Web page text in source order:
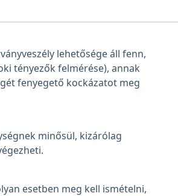
lehetősége áll fenn,
tényezők felmérése), annak
fenyegető kockázatot meg
minősül, kizárólag
esetben meg kell ismételni,